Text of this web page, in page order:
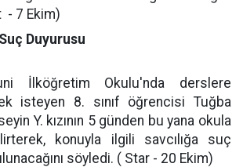
- 7 Ekim)
Duyurusu
İlköğretim Okulu'nda derslere
isteyen 8. sınıf öğrencisi Tuğba
Y. kızının 5 günden bu yana okula
konuyla ilgili savcılığa suç
söyledi. ( Star - 20 Ekim)